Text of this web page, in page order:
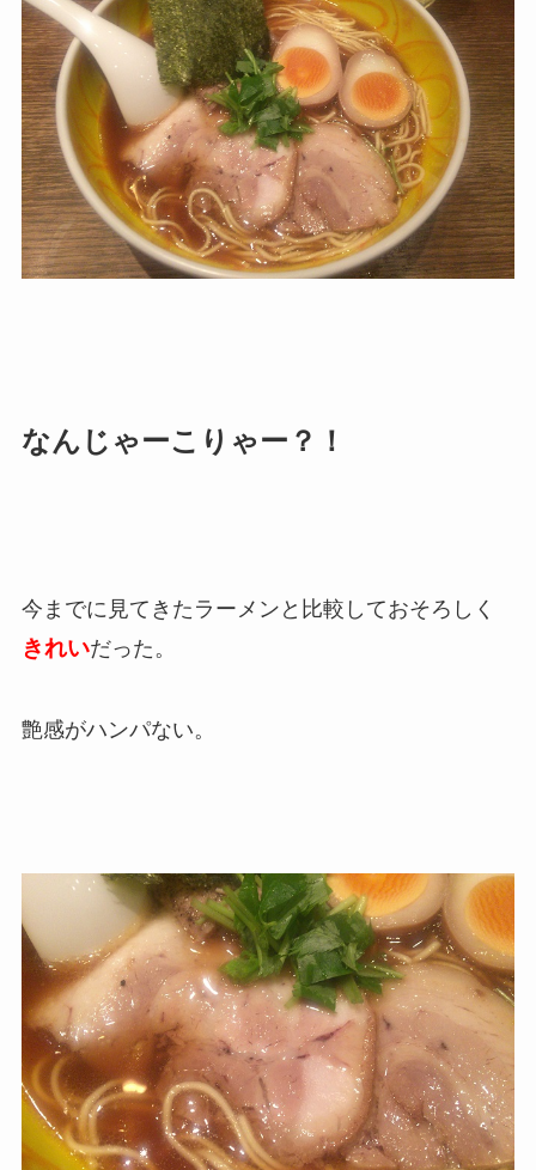
なんじゃーこりゃー？！
今までに見てきたラーメンと比較しておそろしく
きれいだった。
艶感がハンパない。